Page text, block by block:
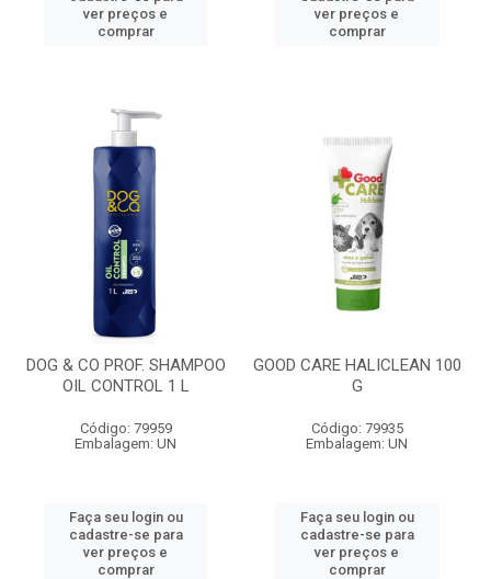
ver preços e
comprar
ver preços e
comprar
DOG & CO PROF. SHAMPOO
OIL CONTROL 1 L
Código: 79959
Embalagem: UN
Faça seu login ou
cadastre-se para
ver preços e
comprar
GOOD CARE HALICLEAN 100
G
Código: 79935
Embalagem: UN
Faça seu login ou
cadastre-se para
ver preços e
comprar